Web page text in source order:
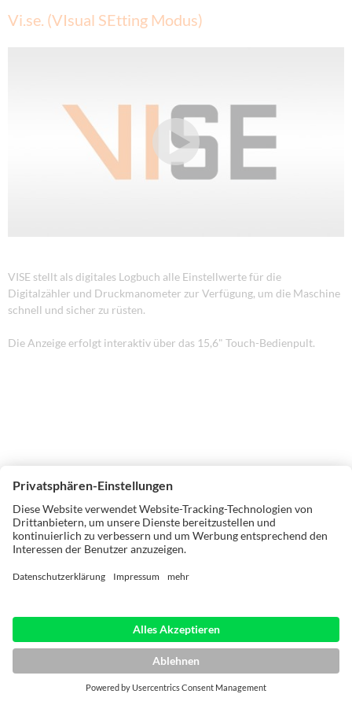
Vi.se. (VIsual SEtting Modus)
VISE stellt als digitales Logbuch alle Einstellwerte für die
Digitalzähler und Druckmanometer zur Verfügung, um die Maschine
schnell und sicher zu rüsten.
Die Anzeige erfolgt interaktiv über das 15,6" Touch-Bedienpult.